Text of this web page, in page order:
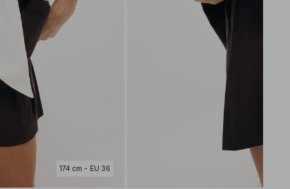
174 cm - EU 36